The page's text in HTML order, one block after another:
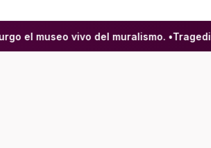
el museo vivo del muralismo. •Tragedia